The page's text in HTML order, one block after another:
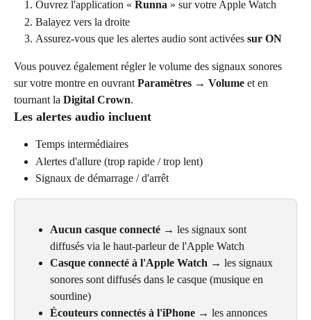
Ouvrez l'application « Runna » sur votre Apple Watch
Balayez vers la droite
Assurez-vous que les alertes audio sont activées sur ON
Vous pouvez également régler le volume des signaux sonores
sur votre montre en ouvrant Paramètres → Volume et en
tournant la Digital Crown.
Les alertes audio incluent
Temps intermédiaires
Alertes d'allure (trop rapide / trop lent)
Signaux de démarrage / d'arrêt
Aucun casque connecté → les signaux sont
diffusés via le haut-parleur de l'Apple Watch
Casque connecté à l'Apple Watch → les signaux
sonores sont diffusés dans le casque (musique en
sourdine)
Écouteurs connectés à l'iPhone → les annonces